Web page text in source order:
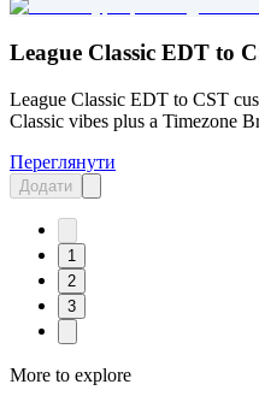
League Classic EDT to
League Classic EDT to CST
Classic vibes plus a Timezone
Переглянути
Додати
1
2
3
More to explore